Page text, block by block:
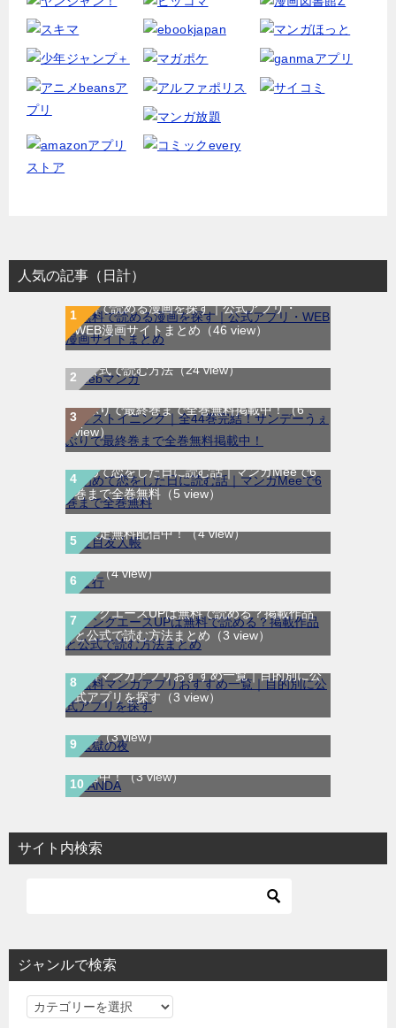
人気の記事（日計）
無料で読める漫画を探す｜公式アプリ・
WEB漫画サイトまとめ （46 view）
WEB漫画サイト一覧｜ブラウザで無料漫画
を公式で読む方法（24 view）
ラストイニング｜全44巻完結！サンデーう
ぇぶりで最終巻まで全巻無料掲載中！（6
view）
初めて恋をした日に読む話｜マンガMeeで6
巻まで全巻無料 （5 view）
夏目友人帳｜最新刊30巻！マンガParkで期
間限定無料配信中！（4 view）
ま行（4 view）
ヤングエースUPは無料で読める？掲載作品
と公式で読む方法まとめ （3 view）
無料マンガアプリおすすめ一覧｜目的別に公
式アプリを探す （3 view）
鬼獄の夜｜全14巻完結！最終話まで全話無
料で読める公式マンガアプリ＿マンガ
Mee（3 view）
SANDA｜最新刊第3巻！マンガBANGで無料
配信中！（3 view）
サイト内検索
ジャンルで検索
ジ